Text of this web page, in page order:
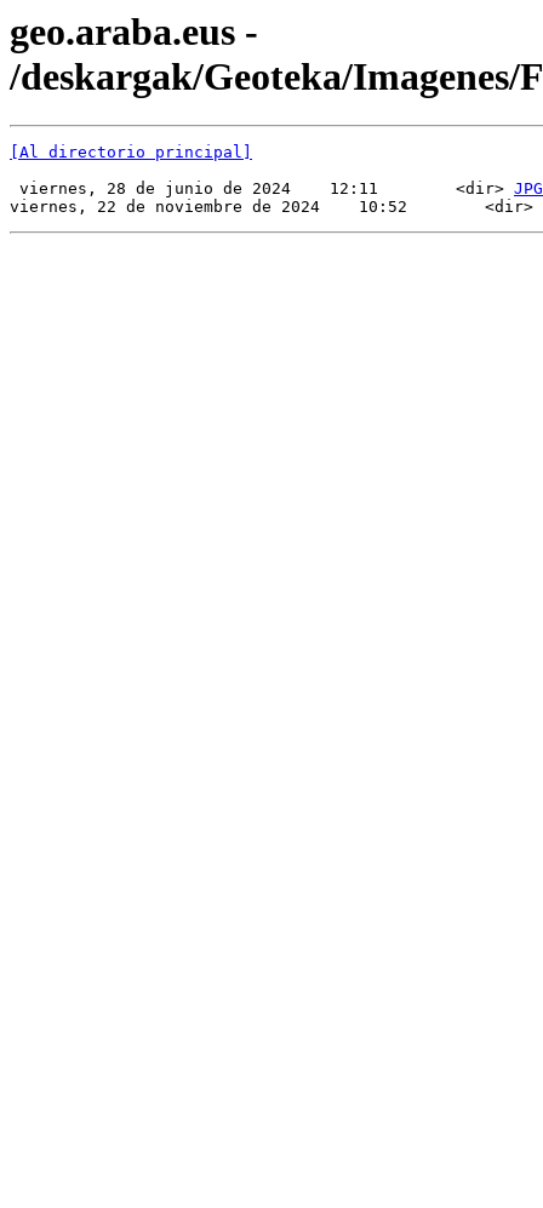
geo.araba.eus -
/deskargak/Geoteka/Imagenes/
[Al directorio principal]
viernes, 28 de junio de 2024    12:11        <dir> JPG
viernes, 22 de noviembre de 2024    10:52        <dir>